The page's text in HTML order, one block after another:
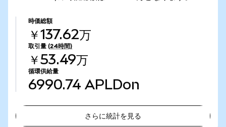
時価総額
￥137.62万
取引量 (24時間)
￥53.49万
循環供給量
6990.74 APLDon
さらに統計を見る